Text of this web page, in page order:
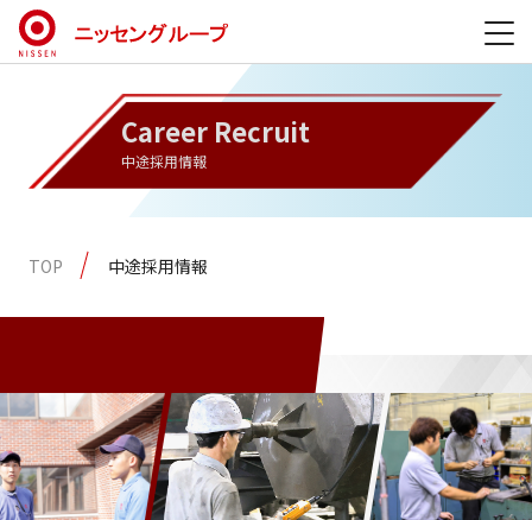
Career Recruit
中途採用情報
TOP 中途採用情報